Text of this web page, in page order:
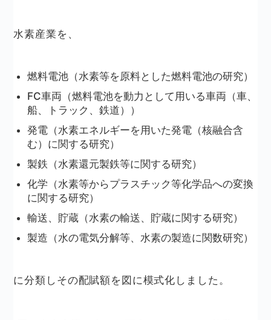
水素産業を、
燃料電池（水素等を原料とした燃料電池の研究）
FC車両（燃料電池を動力として用いる車両（車、
船、トラック、鉄道））
発電（水素エネルギーを用いた発電（核融合含
む）に関する研究）
製鉄（水素還元製鉄等に関する研究）
化学（水素等からプラスチック等化学品への変換
に関する研究）
輸送、貯蔵（水素の輸送、貯蔵に関する研究）
製造（水の電気分解等、水素の製造に関数研究）
に分類しその配賦額を図に模式化しました。